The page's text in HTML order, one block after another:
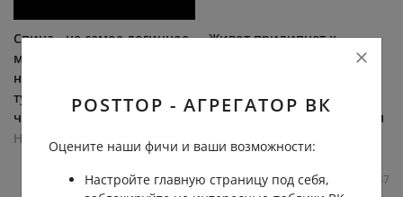
Спина - не самое логичное
место для хранения
напряжения. Но именно
туда тело "складывает" то,
что некуда деть. Ульф...
Новые технологии
Живот прилипнет к
возвращение контроля.
Под рёбрами - поперечная
19.9К 0.0К 47
POSTTOP - АГРЕГАТОР ВК
Оцените наши фичи и ваши возможности:
Настройте главную страницу под себя,